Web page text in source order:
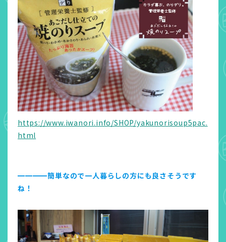
https://www.iwanori.info/SHOP/yakunorisoup5pac.
html
━━━━簡単なので一人暮らしの方にも良さそうです
ね！